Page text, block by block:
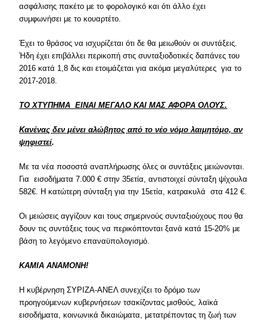
ασφάλισης πακέτο με το φορολογικό και ότι άλλο έχει
συμφωνήσει με το κουαρτέτο.
Έχει το θράσος να ισχυρίζεται ότι δε θα μειωθούν οι συντάξεις.
Ήδη έχει επιβάλλει περικοπή στις συνταξιοδοτικές δαπάνες του
2016 κατά 1,8 δις και ετοιμάζεται για ακόμα μεγαλύτερες για το
2017-2018.
ΤΟ ΧΤΥΠΗΜΑ ΕΙΝΑΙ ΜΕΓΑΛΟ ΚΑΙ ΜΑΣ ΑΦΟΡΑ ΟΛΟΥΣ.
Κανένας δεν μένει αλώβητος από το νέο νόμο λαιμητόμο, αν
ψηφιστεί.
Με τα νέα ποσοστά αναπλήρωσης όλες οι συντάξεις μειώνονται.
Για εισοδήματα 7.000 € στην 35ετία, αντιστοιχεί σύνταξη ψίχουλα
582€. Η κατώτερη σύνταξη για την 15ετία, κατρακυλά στα 412 €.
Οι μειώσεις αγγίζουν και τους σημερινούς συνταξιούχους που θα
δουν τις συντάξεις τους να περικόπτονται ξανά κατά 15-20% με
βάση το λεγόμενο επαναϋπολογισμό.
ΚΑΜΙΑ ΑΝΑΜΟΝΗ!
Η κυβέρνηση ΣΥΡΙΖΑ-ΑΝΕΛ συνεχίζει το δρόμο των
προηγούμενων κυβερνήσεων τσακίζοντας μισθούς, λαϊκά
εισοδήματα, κοινωνικά δικαιώματα, μετατρέποντας τη ζωή των